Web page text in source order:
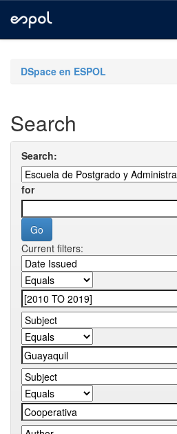
navigationDSpace en ESPOL
Search
Search:
for
Current filters: